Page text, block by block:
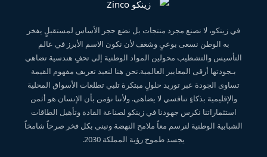
في زينكو، لا نصنع مجرد منتجات بل نضع حجر الأساس لمستقبلٍ يفخر
به الوطن نسعى بوعيٍ وشغف لأن نكون الاسم الأبرز في عالم
التأسيس والتشطيب محولين المواد الوطنية إلى تحفٍ هندسية تضاهي
بـجودتها أرقى المعايير العالمية.نحن هنا لنعيد تعريف مفهوم القيمة
تساوى الجودة عبر توريد حلولٍ مبتكرة تلبي تطلعات الأسواق المحلية
والإقليمية بذكاءٍ تنافسي لا يضاهى. ولأننا نؤمن بأن الإنسان هو أثمن
استثماراتنا نكرس جهودنا في زينكو لصناعة القادة وتأهيل الطاقات
الشبابية الوطنية لنرسم معاً ملامح النهضة ونبني بكل فخر صرحاً شامخاً
يجسد طموح رؤية المملكة 2030.